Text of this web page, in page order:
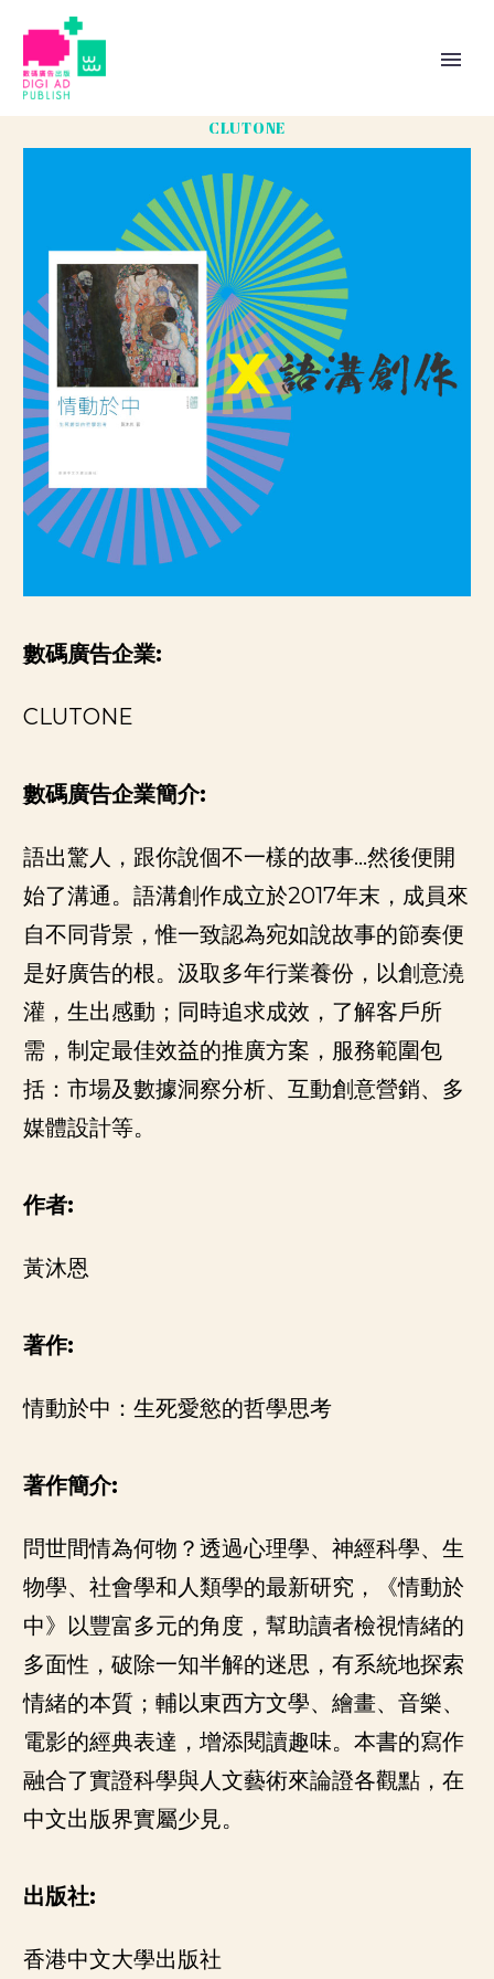
CLUTONE
數碼廣告企業:
CLUTONE
數碼廣告企業簡介:
語出驚人，跟你說個不一樣的故事…然後便開
始了溝通。語溝創作成立於2017年末，成員來
自不同背景，惟一致認為宛如說故事的節奏便
是好廣告的根。汲取多年行業養份，以創意澆
灌，生出感動；同時追求成效，了解客戶所
需，制定最佳效益的推廣方案，服務範圍包
括：市場及數據洞察分析、互動創意營銷、多
媒體設計等。
作者:
黃沐恩
著作:
情動於中：生死愛慾的哲學思考
著作簡介:
問世間情為何物？透過心理學、神經科學、生
物學、社會學和人類學的最新研究，《情動於
中》以豐富多元的角度，幫助讀者檢視情緒的
多面性，破除一知半解的迷思，有系統地探索
情緒的本質；輔以東西方文學、繪畫、音樂、
電影的經典表達，增添閱讀趣味。本書的寫作
融合了實證科學與人文藝術來論證各觀點，在
中文出版界實屬少見。
出版社:
香港中文大學出版社